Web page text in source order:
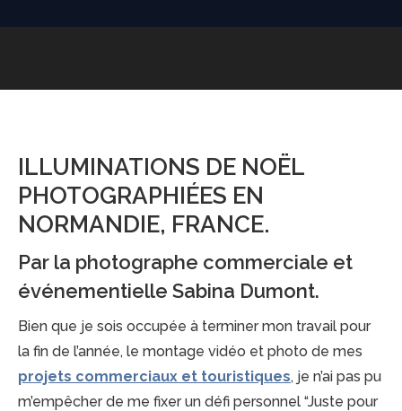
ILLUMINATIONS DE NOËL
PHOTOGRAPHIÉES EN
NORMANDIE, FRANCE.
Par la photographe commerciale et
événementielle Sabina Dumont.
Bien que je sois occupée à terminer mon travail pour
la fin de l’année, le montage vidéo et photo de mes
projets commerciaux et touristiques, je n’ai pas pu
m’empêcher de me fixer un défi personnel “Juste pour